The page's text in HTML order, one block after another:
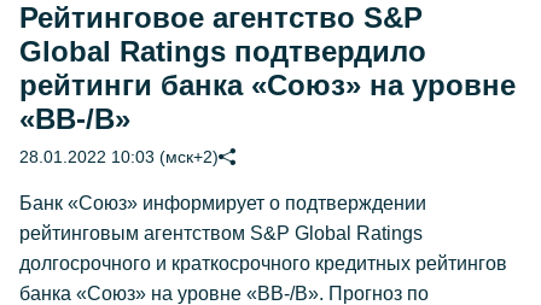
Рейтинговое агентство S&P
Global Ratings подтвердило
рейтинги банка «Союз» на уровне
«BB-/В»
28.01.2022 10:03 (мск+2)
Банк «Союз» информирует о подтверждении
рейтинговым агентством S&P Global Ratings
долгосрочного и краткосрочного кредитных рейтингов
банка «Союз» на уровне «ВB-/В». Прогноз по